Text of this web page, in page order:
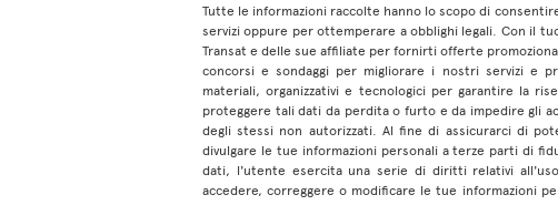
Tutte le informazioni raccolte hanno lo scopo di
servizi oppure per ottemperare a obblighi legali. Con il
Transat e delle sue affiliate per fornirti offerte
concorsi e sondaggi per migliorare i nostri servizi e
materiali, organizzativi e tecnologici per garantire la
proteggere tali dati da perdita o furto e da impedire gli
degli stessi non autorizzati. Al fine di assicurarci di
divulgare le tue informazioni personali a terze parti di
dati, l'utente esercita una serie di diritti relativi
accedere, correggere o modificare le tue informazioni